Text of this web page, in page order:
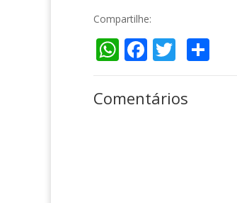
Compartilhe:
WhatsApp
Facebook
Twitter
Comentários